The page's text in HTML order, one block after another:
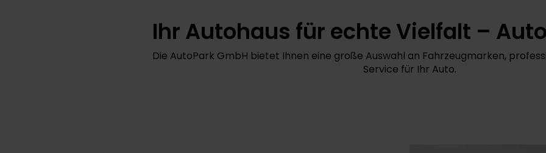
Ihr Autohaus für echte Vielfalt –
Die AutoPark GmbH bietet Ihnen eine große Auswahl an Fahrzeugmarken,
Service für Ihr Auto.